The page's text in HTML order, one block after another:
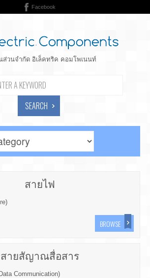
Facebook
ส่วนจำกัด อิเล็คทริค คอมโพเนนท์
SEARCH
สายไฟ
BROWSE
สายสัญาณสื่อสาร
Communication)